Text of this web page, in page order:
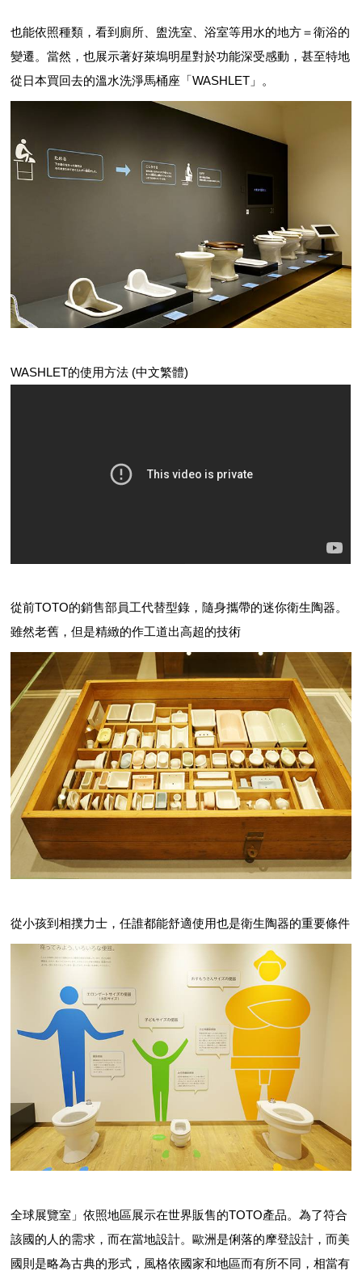
也能依照種類，看到廁所、盥洗室、浴室等用水的地方＝衛浴的
變遷。當然，也展示著好萊塢明星對於功能深受感動，甚至特地
從日本買回去的溫水洗淨馬桶座「WASHLET」。
WASHLET的使用方法 (中文繁體)
從前TOTO的銷售部員工代替型錄，隨身攜帶的迷你衛生陶器。
雖然老舊，但是精緻的作工道出高超的技術
從小孩到相撲力士，任誰都能舒適使用也是衛生陶器的重要條件
全球展覽室」依照地區展示在世界販售的TOTO產品。為了符合
該國的人的需求，而在當地設計。歐洲是俐落的摩登設計，而美
國則是略為古典的形式，風格依國家和地區而有所不同，相當有